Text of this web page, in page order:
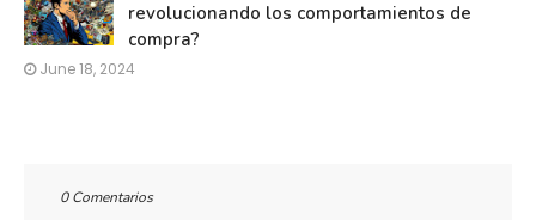
revolucionando los comportamientos de
compra?
June 18, 2024
0 Comentarios